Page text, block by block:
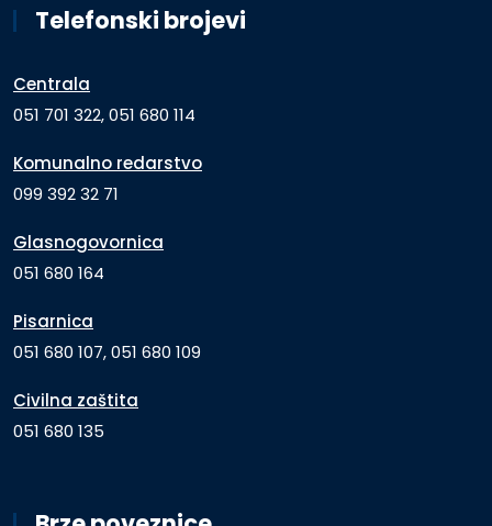
Telefonski brojevi
Centrala
051 701 322, 051 680 114
Komunalno redarstvo
099 392 32 71
Glasnogovornica
051 680 164
Pisarnica
051 680 107, 051 680 109
Civilna zaštita
051 680 135